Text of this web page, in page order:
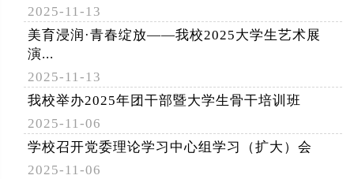
2025-11-13
美育浸润·青春绽放——我校2025大学生艺术展
演...
2025-11-13
我校举办2025年团干部暨大学生骨干培训班
2025-11-06
学校召开党委理论学习中心组学习（扩大）会
2025-11-06